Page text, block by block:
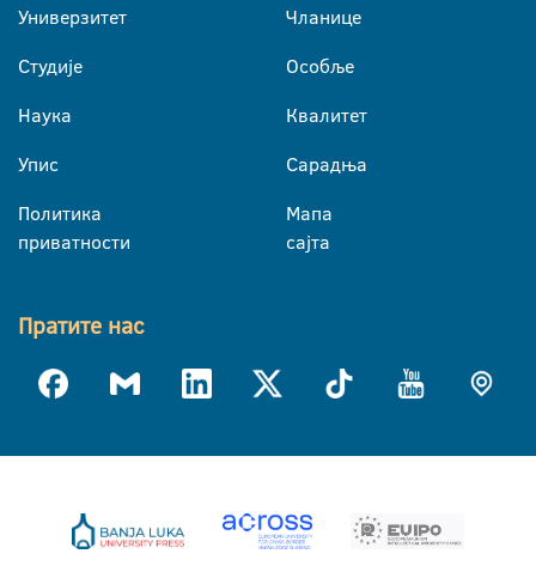
Универзитет
Студије
Наука
Упис
Политика
приватности
Чланице
Особље
Квалитет
Сарадња
Мапа
сајта
Пратите нас